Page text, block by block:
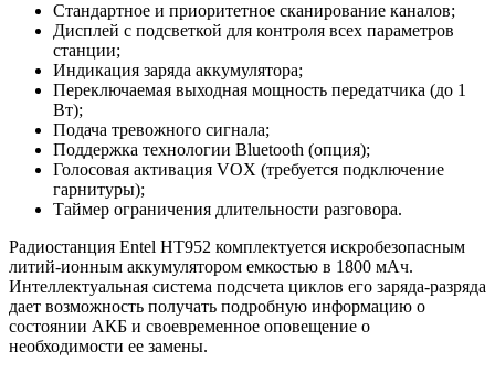
Стандартное и приоритетное сканирование каналов;
Дисплей с подсветкой для контроля всех параметров
станции;
Индикация заряда аккумулятора;
Переключаемая выходная мощность передатчика (до 1
Вт);
Подача тревожного сигнала;
Поддержка технологии Bluetooth (опция);
Голосовая активация VOX (требуется подключение
гарнитуры);
Таймер ограничения длительности разговора.
Радиостанция Entel HT952 комплектуется искробезопасным
литий-ионным аккумулятором емкостью в 1800 мАч.
Интеллектуальная система подсчета циклов его заряда-разряда
дает возможность получать подробную информацию о
состоянии АКБ и своевременное оповещение о
необходимости ее замены.